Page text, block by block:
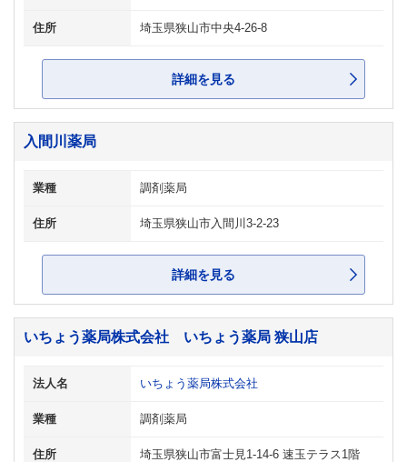
住所 埼玉県狭山市中央4-26-8
詳細を見る
入間川薬局
業種 調剤薬局
住所 埼玉県狭山市入間川3-2-23
詳細を見る
いちょう薬局株式会社 いちょう薬局 狭山店
法人名 いちょう薬局株式会社
業種 調剤薬局
住所 埼玉県狭山市富士見1-14-6 速玉テラス1階